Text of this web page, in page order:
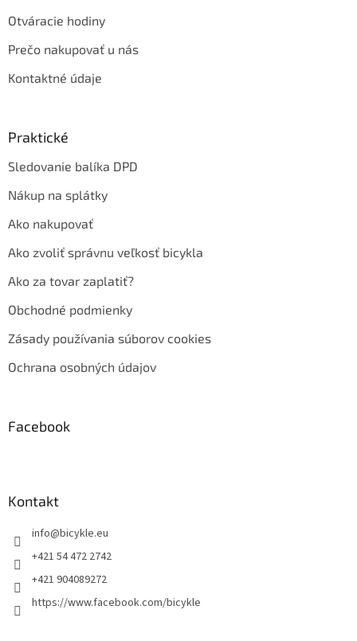
Otváracie hodiny
Prečo nakupovať u nás
Kontaktné údaje
Praktické
Sledovanie balíka DPD
Nákup na splátky
Ako nakupovať
Ako zvoliť správnu veľkosť bicykla
Ako za tovar zaplatiť?
Obchodné podmienky
Zásady používania súborov cookies
Ochrana osobných údajov
Facebook
Kontakt
info@bicykle.eu
+421 54 472 2742
+421 904089272
https://www.facebook.com/bicykle